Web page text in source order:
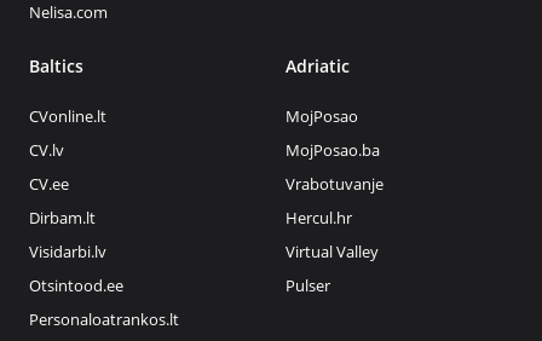
Nelisa.com
Baltics
CVonline.lt
CV.lv
CV.ee
Dirbam.lt
Visidarbi.lv
Otsintood.ee
Personaloatrankos.lt
Adriatic
MojPosao
MojPosao.ba
Vrabotuvanje
Hercul.hr
Virtual Valley
Pulser